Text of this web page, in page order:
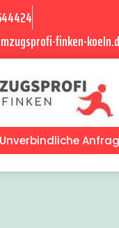
finken-
Unverbindliche